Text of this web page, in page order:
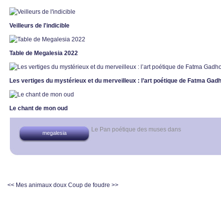
Veilleurs de l'indicible
Table de Megalesia 2022
Les vertiges du mystérieux et du merveilleux : l’art poétique de Fatma
Le chant de mon oud
Le Pan poétique des muses dans
megalesia
<< Mes animaux doux Coup de foudre >>